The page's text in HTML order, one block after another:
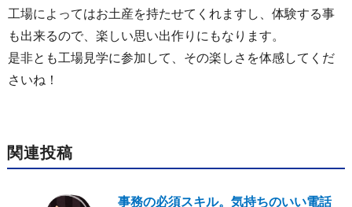
工場によってはお土産を持たせてくれますし、体験する事
も出来るので、楽しい思い出作りにもなります。
是非とも工場見学に参加して、その楽しさを体感してくだ
さいね！
関連投稿
事務の必須スキル。気持ちのいい電話